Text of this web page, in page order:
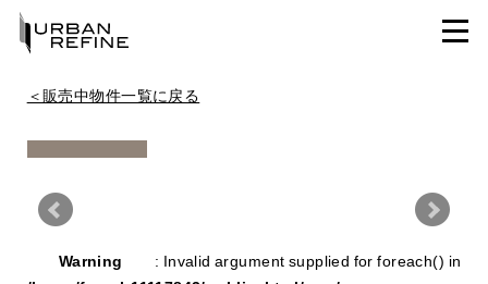
＜販売中物件一覧に戻る
Warning
: Invalid argument supplied for foreach() in